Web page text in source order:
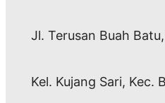
Jl. Terusan Buah
Kel. Kujang Sari, Kec.